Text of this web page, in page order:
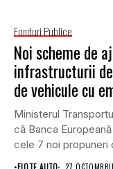
Fonduri Publice
Noi scheme de
infrastructurii
de vehicule cu
Ministerul
că Banca
cele 7 noi propuneri